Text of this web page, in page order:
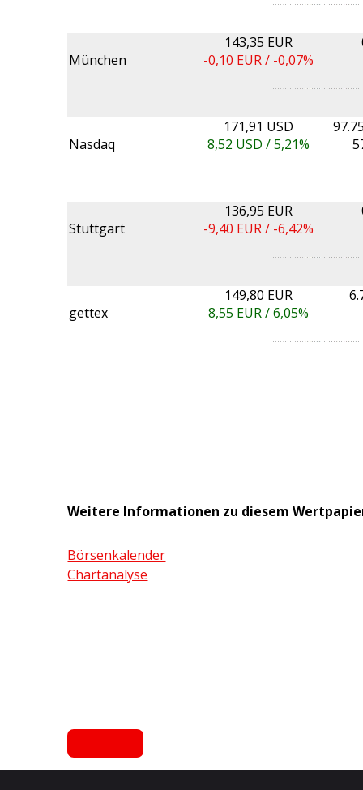
München
143,35 EUR
-0,10 EUR / -0,07%
Nasdaq
171,91 USD
8,52 USD /5,21%
Stuttgart
136,95 EUR
-9,40 EUR / -6,42%
gettex
149,80 EUR
8,55 EUR /6,05%
Weitere Informationen zu diesem
Börsenkalender
Chartanalyse